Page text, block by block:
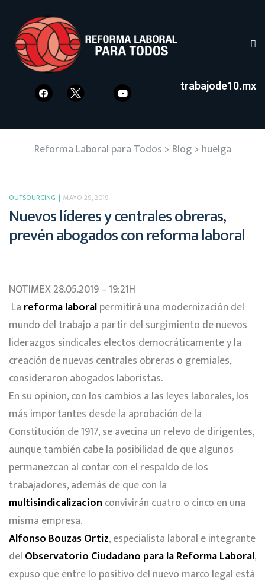
trabajode10.mx
Reforma Laboral para Todos > Blog> huelga
OUTSOURCING MAYO 29, 2019
Nuevos líderes y centrales obreras,
prevén abogados con reforma laboral
NOTIMEX 28.05.2019 – 19:21H
La reforma laboralpermitirá una modernización del
mundo del trabajo a partir del surgimiento de nuevos
liderazgos sindicales electos democráticamente y la
creación de nuevas centrales obreras o gremiales,
consideraron abogados laboristas.
En su opinion, con los cambios a las leyes laborales, los
más importantes desde la aprobación de la
Constitución de 1917, se avecina un relevo de dirigentes,
aunque también cabe la posibilidad de que algunos
permanezcan al contar con el respaldo de los
trabajadores, además de que con la
multisindicalizacion convivirán cuatro o cinco en una
misma empresa.
Alfonso Bouzas Ortiz, especialista laboral e integrante
del Observatorio Ciudadano para la Reforma Laboral,
expuso que entre lo positivo del nuevo marco legal está